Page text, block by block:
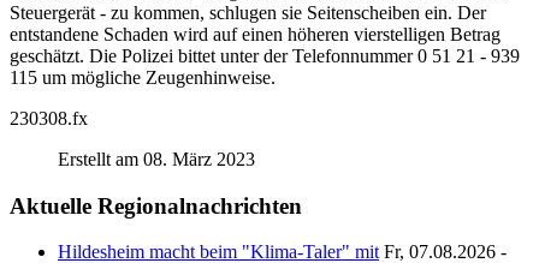
Steuergerät - zu kommen, schlugen sie Seitenscheiben ein. Der
entstandene Schaden wird auf einen höheren vierstelligen Betrag
geschätzt. Die Polizei bittet unter der Telefonnummer 0 51 21 - 939
115 um mögliche Zeugenhinweise.
230308.fx
Erstellt am 08. März 2023
Aktuelle Regionalnachrichten
Hildesheim macht beim "Klima-Taler" mit Fr, 07.08.2026 -